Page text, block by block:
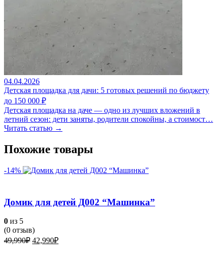
04.04.2026
Детская площадка для дачи: 5 готовых решений по бюджету
до 150 000 ₽
Детская площадка на даче — одно из лучших вложений в
летний сезон: дети заняты, родители спокойны, а стоимост…
Читать статью →
Похожие товары
-14%
Домик для детей Д002 “Машинка”
0 из 5
(0 отзыв)
49,990₽ Первоначальная
42,990₽Текущая